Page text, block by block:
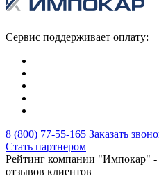
Сервис поддерживает оплату:
8 (800) 77-55-165 Заказать
Стать партнером
Рейтинг компании "Импокар" -
отзывов клиентов